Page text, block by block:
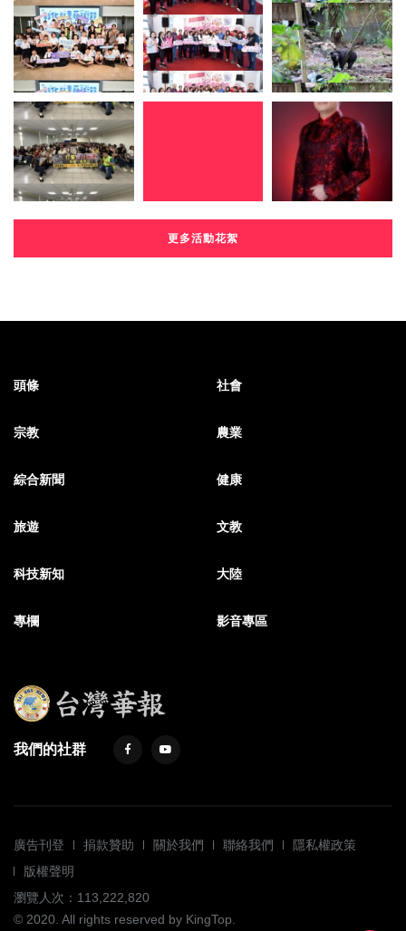
更多活動花絮
頭條 社會
宗教 農業
綜合新聞 健康
旅遊 文教
科技新知 大陸
專欄 影音專區
我們的社群
廣告刊登 捐款贊助 關於我們 聯絡我們
隱私權政策
版權聲明
瀏覽人次：113,222,820
© 2020. All rights reserved by KingTop.